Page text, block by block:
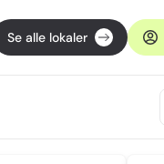
Se alle lokaler